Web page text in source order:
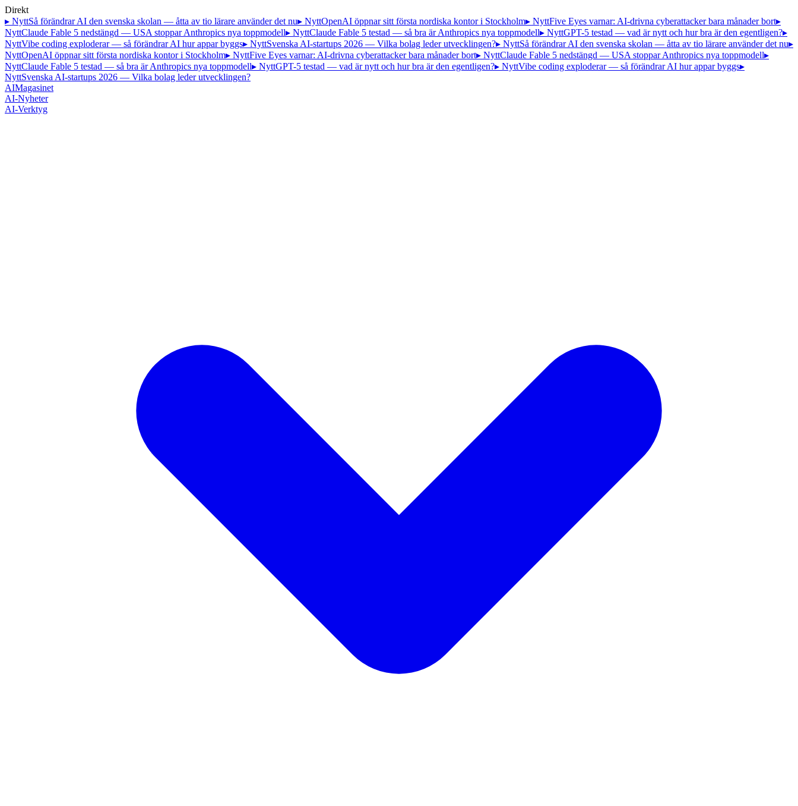
Direkt
▸ NyttSå förändrar AI den svenska skolan — åtta av tio lärare använder det nu▸ NyttOpenAI öppnar sitt första nordiska kontor i Stockholm▸ NyttFive Eyes varnar: AI-drivna cyberattacker bara månader bort▸
NyttClaude Fable 5 nedstängd — USA stoppar Anthropics nya toppmodell▸ NyttClaude Fable 5 testad — så bra är Anthropics nya toppmodell▸ NyttGPT-5 testad — vad är nytt och hur bra är den egentligen?▸
NyttVibe coding exploderar — så förändrar AI hur appar byggs▸ NyttSvenska AI-startups 2026 — Vilka bolag leder utvecklingen?▸ NyttSå förändrar AI den svenska skolan — åtta av tio lärare använder det nu▸
NyttOpenAI öppnar sitt första nordiska kontor i Stockholm▸ NyttFive Eyes varnar: AI-drivna cyberattacker bara månader bort▸ NyttClaude Fable 5 nedstängd — USA stoppar Anthropics nya toppmodell▸
NyttClaude Fable 5 testad — så bra är Anthropics nya toppmodell▸ NyttGPT-5 testad — vad är nytt och hur bra är den egentligen?▸ NyttVibe coding exploderar — så förändrar AI hur appar byggs▸
NyttSvenska AI-startups 2026 — Vilka bolag leder utvecklingen?
AIMagasinet
AI-Nyheter
AI-Verktyg